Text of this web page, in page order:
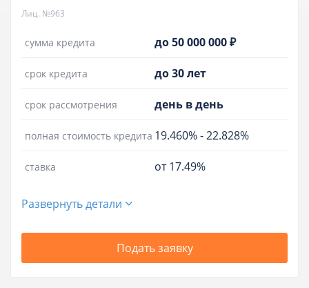
Лиц. №963
сумма кредита до 50 000 000 ₽
срок кредита до 30 лет
срок рассмотрения день в день
полная стоимость кредита 19.460%-22.828%
ставка от 17.49%
Развернуть детали
Подать заявку